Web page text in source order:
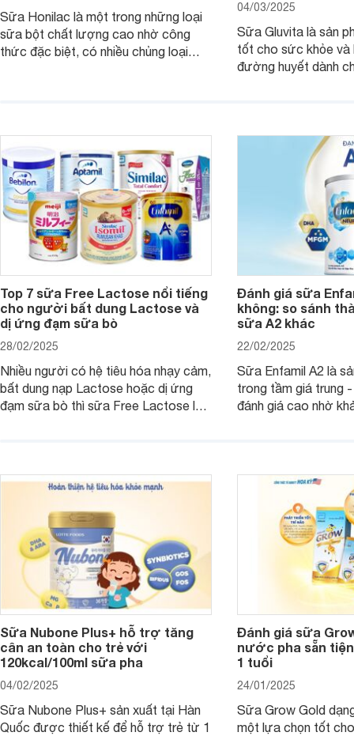
Sữa Honilac là một trong những loại
sữa bột chất lượng cao nhờ công
thức đặc biệt, có nhiều chủng loại
04/03/2025
Sữa Gluvita là sản
tốt cho sức khỏe và
đường huyết dành
thể gì, hãy cùng
hiểu ngay trong bài
Top 7 sữa Free Lactose nổi tiếng
cho người bất dung Lactose và
dị ứng đạm sữa bò
28/02/2025
Nhiều người có hệ tiêu hóa nhạy cảm,
bất dung nạp Lactose hoặc dị ứng
đạm sữa bò thì sữa Free Lactose là
người lớn, giúp giải quyết tình trạng rối
loạn tiêu hóa, hấp thu dễ dàng hơn.
Đánh giá sữa
không: so sánh
sữa A2 khác
22/02/2025
Sữa Enfamil A2 là
trong tầm giá trung
đánh giá cao nhờ
dưỡng toàn diện
Sữa Nubone Plus+ hỗ trợ tăng
cân an toàn cho trẻ với
120kcal/100ml sữa pha
04/02/2025
Sữa Nubone Plus+ sản xuất tại Hàn
Quốc được thiết kế để hỗ trợ trẻ từ 1
Đánh giá sữa
nước pha sẵn
1 tuổi
24/01/2025
Sữa Grow Gold
một lựa chọn tốt